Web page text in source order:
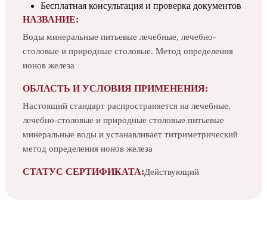
Бесплатная консультация и проверка документов
НАЗВАНИЕ:
Воды минеральные питьевые лечебные, лечебно-
столовые и природные столовые. Метод определения
ионов железа
ОБЛАСТЬ И УСЛОВИЯ ПРИМЕНЕНИЯ:
Настоящий стандарт распространяется на лечебные,
лечебно-столовые и природные столовые питьевые
минеральные воды и устанавливает титриметрический
метод определения ионов железа
СТАТУС СЕРТИФИКАТА:Действующий